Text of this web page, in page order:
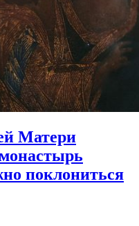
Матери
поклониться